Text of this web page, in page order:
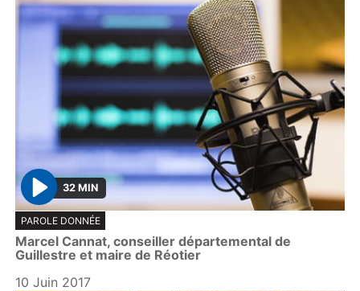
P
l
a
y
32 MIN
PAROLE DONNÉE
Marcel Cannat, conseiller départemental de
Guillestre et maire de Réotier
10 Juin 2017